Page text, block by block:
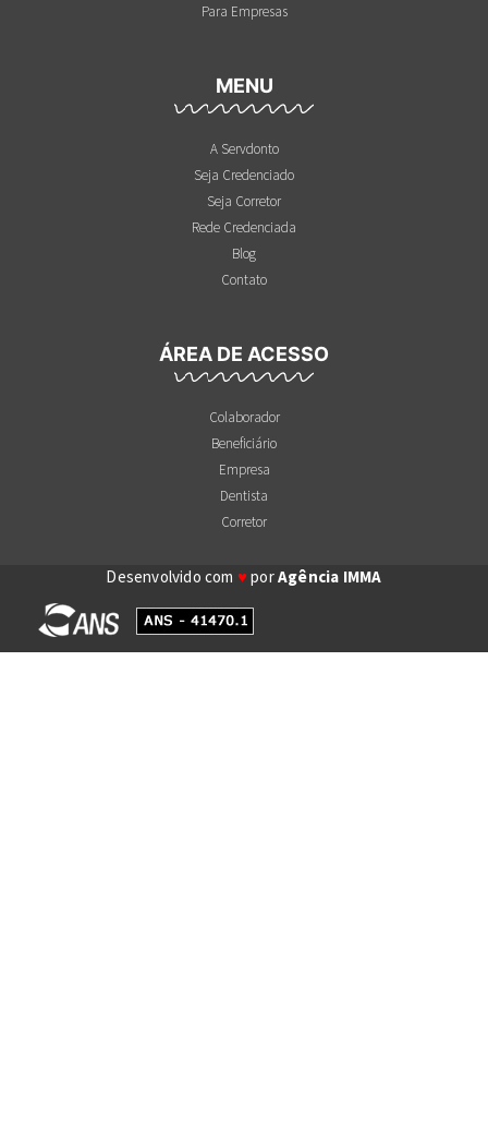
Para Empresas
MENU
A Servdonto
Seja Credenciado
Seja Corretor
Rede Credenciada
Blog
Contato
ÁREA DE ACESSO
Colaborador
Beneficiário
Empresa
Dentista
Corretor
Desenvolvido com ♥ porAgência IMMA